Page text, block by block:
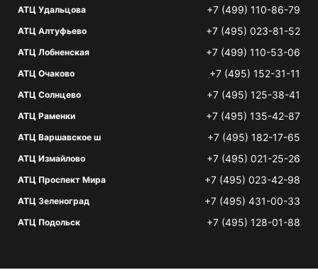
АТЦ Удальцова +7 (499) 110-86-79
АТЦ Алтуфьево +7 (495) 023-81-52
АТЦ Лобненская +7 (499) 110-53-06
АТЦ Очаково +7 (495) 152-31-11
АТЦ Солнцево +7 (495) 125-38-41
АТЦ Раменки +7 (495) 135-42-87
АТЦ Варшавское ш +7 (495) 182-17-65
АТЦ Измайлово +7 (495) 021-25-26
АТЦ Проспект Мира +7 (495) 023-42-98
АТЦ Зеленоград +7 (495) 431-00-33
АТЦ Подольск +7 (495) 128-01-88